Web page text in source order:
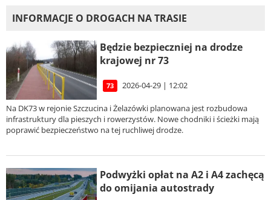
INFORMACJE O DROGACH NA TRASIE
Będzie bezpieczniej na drodze
krajowej nr 73
73 2026-04-29 | 12:02
Na DK73 w rejonie Szczucina i Żelazówki planowana jest rozbudowa
infrastruktury dla pieszych i rowerzystów. Nowe chodniki i ścieżki mają
poprawić bezpieczeństwo na tej ruchliwej drodze.
Podwyżki opłat na A2 i A4 zachęcą
do omijania autostrady